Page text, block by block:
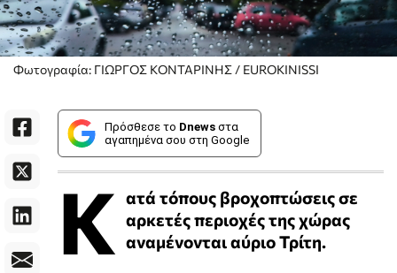
Φωτογραφία: ΓΙΩΡΓΟΣ ΚΟΝΤΑΡΙΝΗΣ / EUROKINISSI
Πρόσθεσε το Dnews στα
αγαπημένα σου στη Google
Κ ατά τόπους βροχοπτώσεις σε
αρκετές περιοχές της χώρας
αναμένονται αύριο Τρίτη.